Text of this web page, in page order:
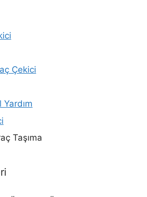
Çekici
Yardım
Taşıma